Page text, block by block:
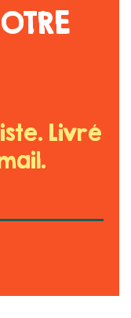
Livré